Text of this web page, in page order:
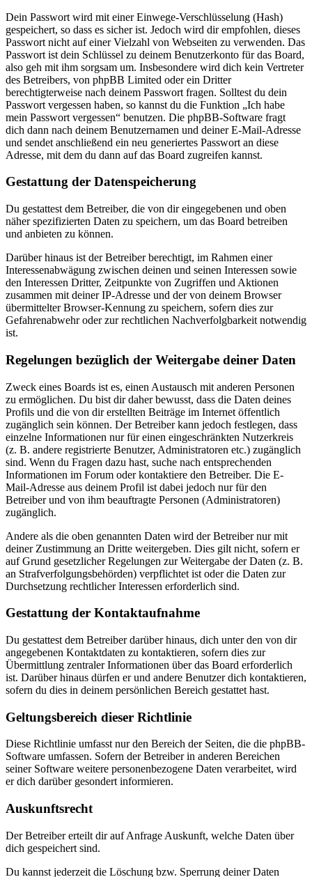
Dein Passwort wird mit einer Einwege-Verschlüsselung (Hash)
gespeichert, so dass es sicher ist. Jedoch wird dir empfohlen, dieses
Passwort nicht auf einer Vielzahl von Webseiten zu verwenden. Das
Passwort ist dein Schlüssel zu deinem Benutzerkonto für das Board,
also geh mit ihm sorgsam um. Insbesondere wird dich kein Vertreter
des Betreibers, von phpBB Limited oder ein Dritter
berechtigterweise nach deinem Passwort fragen. Solltest du dein
Passwort vergessen haben, so kannst du die Funktion „Ich habe
mein Passwort vergessen“ benutzen. Die phpBB-Software fragt
dich dann nach deinem Benutzernamen und deiner E-Mail-Adresse
und sendet anschließend ein neu generiertes Passwort an diese
Adresse, mit dem du dann auf das Board zugreifen kannst.
Gestattung der Datenspeicherung
Du gestattest dem Betreiber, die von dir eingegebenen und oben
näher spezifizierten Daten zu speichern, um das Board betreiben
und anbieten zu können.
Darüber hinaus ist der Betreiber berechtigt, im Rahmen einer
Interessenabwägung zwischen deinen und seinen Interessen sowie
den Interessen Dritter, Zeitpunkte von Zugriffen und Aktionen
zusammen mit deiner IP-Adresse und der von deinem Browser
übermittelter Browser-Kennung zu speichern, sofern dies zur
Gefahrenabwehr oder zur rechtlichen Nachverfolgbarkeit notwendig
ist.
Regelungen bezüglich der Weitergabe deiner Daten
Zweck eines Boards ist es, einen Austausch mit anderen Personen
zu ermöglichen. Du bist dir daher bewusst, dass die Daten deines
Profils und die von dir erstellten Beiträge im Internet öffentlich
zugänglich sein können. Der Betreiber kann jedoch festlegen, dass
einzelne Informationen nur für einen eingeschränkten Nutzerkreis
(z. B. andere registrierte Benutzer, Administratoren etc.) zugänglich
sind. Wenn du Fragen dazu hast, suche nach entsprechenden
Informationen im Forum oder kontaktiere den Betreiber. Die E-
Mail-Adresse aus deinem Profil ist dabei jedoch nur für den
Betreiber und von ihm beauftragte Personen (Administratoren)
zugänglich.
Andere als die oben genannten Daten wird der Betreiber nur mit
deiner Zustimmung an Dritte weitergeben. Dies gilt nicht, sofern er
auf Grund gesetzlicher Regelungen zur Weitergabe der Daten (z. B.
an Strafverfolgungsbehörden) verpflichtet ist oder die Daten zur
Durchsetzung rechtlicher Interessen erforderlich sind.
Gestattung der Kontaktaufnahme
Du gestattest dem Betreiber darüber hinaus, dich unter den von dir
angegebenen Kontaktdaten zu kontaktieren, sofern dies zur
Übermittlung zentraler Informationen über das Board erforderlich
ist. Darüber hinaus dürfen er und andere Benutzer dich kontaktieren,
sofern du dies in deinem persönlichen Bereich gestattet hast.
Geltungsbereich dieser Richtlinie
Diese Richtlinie umfasst nur den Bereich der Seiten, die die phpBB-
Software umfassen. Sofern der Betreiber in anderen Bereichen
seiner Software weitere personenbezogene Daten verarbeitet, wird
er dich darüber gesondert informieren.
Auskunftsrecht
Der Betreiber erteilt dir auf Anfrage Auskunft, welche Daten über
dich gespeichert sind.
Du kannst jederzeit die Löschung bzw. Sperrung deiner Daten